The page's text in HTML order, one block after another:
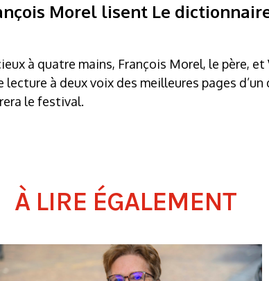
Morel lisent Le
à quatre mains, François Morel, le père, et
lecture à deux voix des meilleures pages
le festival.
À LIRE ÉGALEMENT